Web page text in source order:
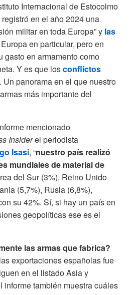
Internacional de Estocolmo
en el año 2024 una
militar en toda Europa” y las
en particular, pero en
gasto en armamento como
Y es que losconflictos
panorama en el que nuestro
más importante del
mencionado
Insiderel periodista
Isasi, “nuestro país realizó
mundiales de material de
del Sur (3%), Reino Unido
(5,7%), Rusia (6,8%),
su 42%. Sí, si hay un país en
geopolíticas ese es el
las armas que fabrica?
exportaciones españolas fue
en el listado Asia y
también muestra cuáles